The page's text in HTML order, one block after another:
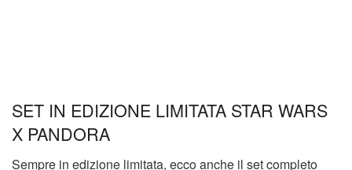
SET IN EDIZIONE LIMITATA STAR WARS
X PANDORA
Sempre in edizione limitata, ecco anche il set completo